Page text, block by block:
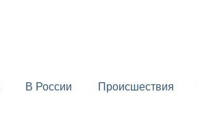
В России Происшествия